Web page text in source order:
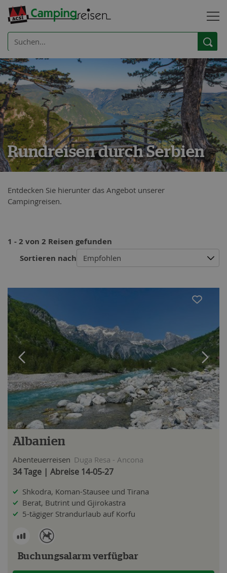
Rundreisen durch Serbien
Entdecken Sie hierunter das Angebot unserer
Campingreisen.
1 - 2 von 2 Reisen gefunden
Sortieren nach
Empfohlen
Albanien
Abenteuerreisen Duga Resa - Ancona
34 Tage | Abreise 14-05-27
Shkodra, Koman-Stausee und Tirana
Berat, Butrint und Gjirokastra
5-tägiger Strandurlaub auf Korfu
Buchungsalarm verfügbar